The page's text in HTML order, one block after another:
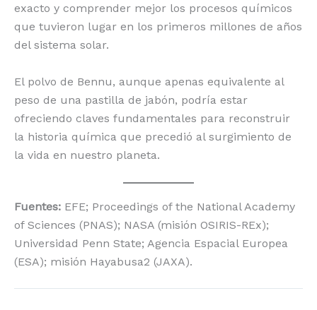
exacto y comprender mejor los procesos químicos
que tuvieron lugar en los primeros millones de años
del sistema solar.
El polvo de Bennu, aunque apenas equivalente al
peso de una pastilla de jabón, podría estar
ofreciendo claves fundamentales para reconstruir
la historia química que precedió al surgimiento de
la vida en nuestro planeta.
Fuentes: EFE; Proceedings of the National Academy
of Sciences (PNAS); NASA (misión OSIRIS-REx);
Universidad Penn State; Agencia Espacial Europea
(ESA); misión Hayabusa2 (JAXA).